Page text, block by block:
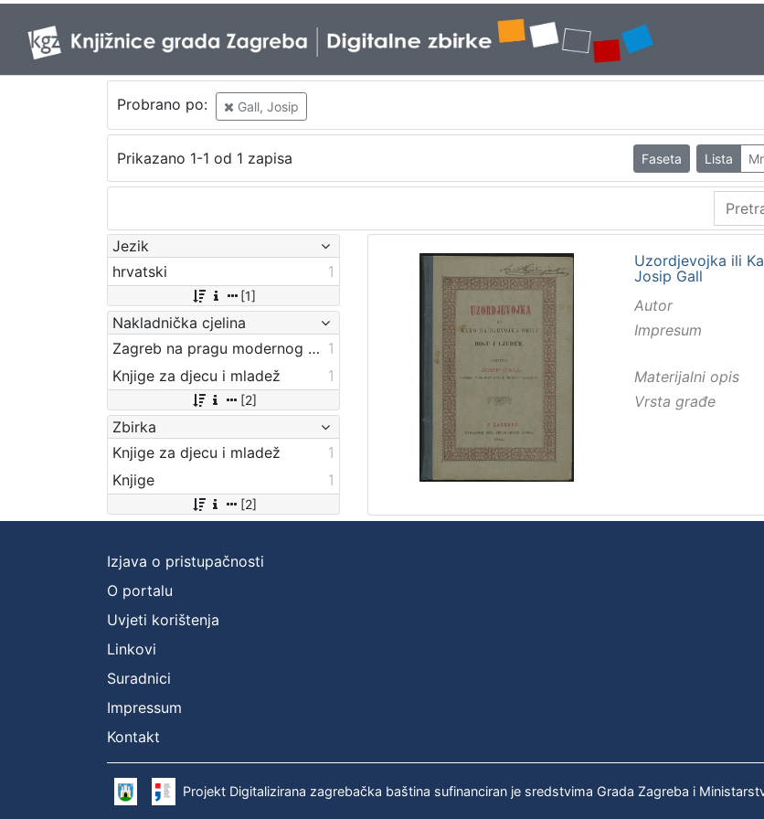
Probrano po: Gall, Josip
Prikazano 1-1 od 1 zapisa Faseta Lista
Jezik
hrvatski
1
[1]
Nakladnička cjelina
Zagreb na pragu modernog doba 1
Knjige za djecu i mladež
1
[2]
Zbirka
Knjige za djecu i mladež
1
Knjige
1
[2]
Uzordjevojka ili
Josip Gall
Autor
Impresum
Materijalni opis
Vrsta građe
Izjava o pristupačnosti
O portalu
Uvjeti korištenja
Linkovi
Suradnici
Impressum
Kontakt
Projekt Digitalizirana zagrebačka baština sufinanciran je sredstvima Grada Zagreba i